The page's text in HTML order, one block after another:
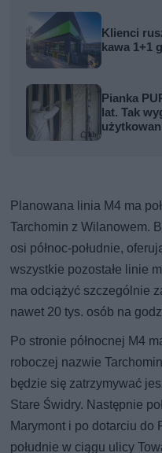
Klienci
kawa 1+1
Pianka
lat. Tak
Planowana linia M4 ma
Tarchomin z Wilanowem.
osi północ-południe,
wszystkie pozostałe linie
ma odciążyć szczególnie
nawet 20 tys. osób na
Po stronie północnej M4
roboczej nazwie
będzie się zatrzymywać
Stare Świdry. Następnie
Marymont i po dotarciu do
południe w ciągu ulicy